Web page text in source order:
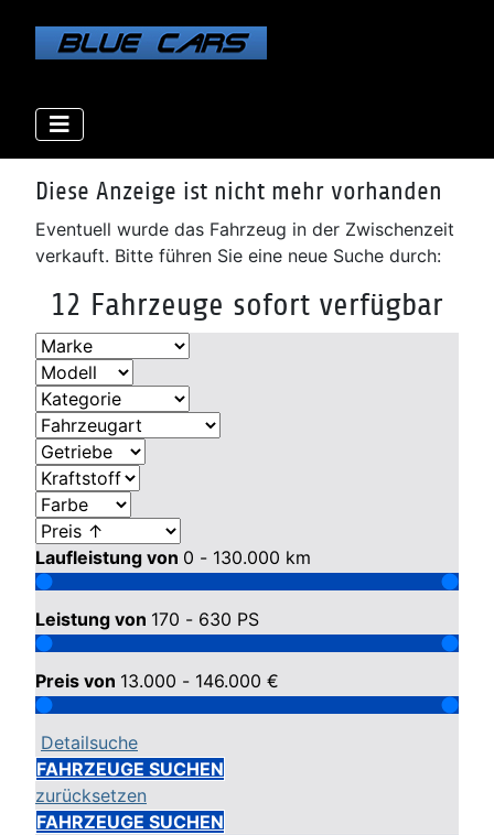
Diese Anzeige ist nicht mehr vorhanden
Eventuell wurde das Fahrzeug in der Zwischenzeit
verkauft. Bitte führen Sie eine neue Suche durch:
12 Fahrzeuge sofort verfügbar
Laufleistung von 0 - 130.000 km
Leistung von 170 - 630 PS
Preis von 13.000 - 146.000 €
Detailsuche
FAHRZEUGE SUCHEN
zurücksetzen
FAHRZEUGE SUCHEN